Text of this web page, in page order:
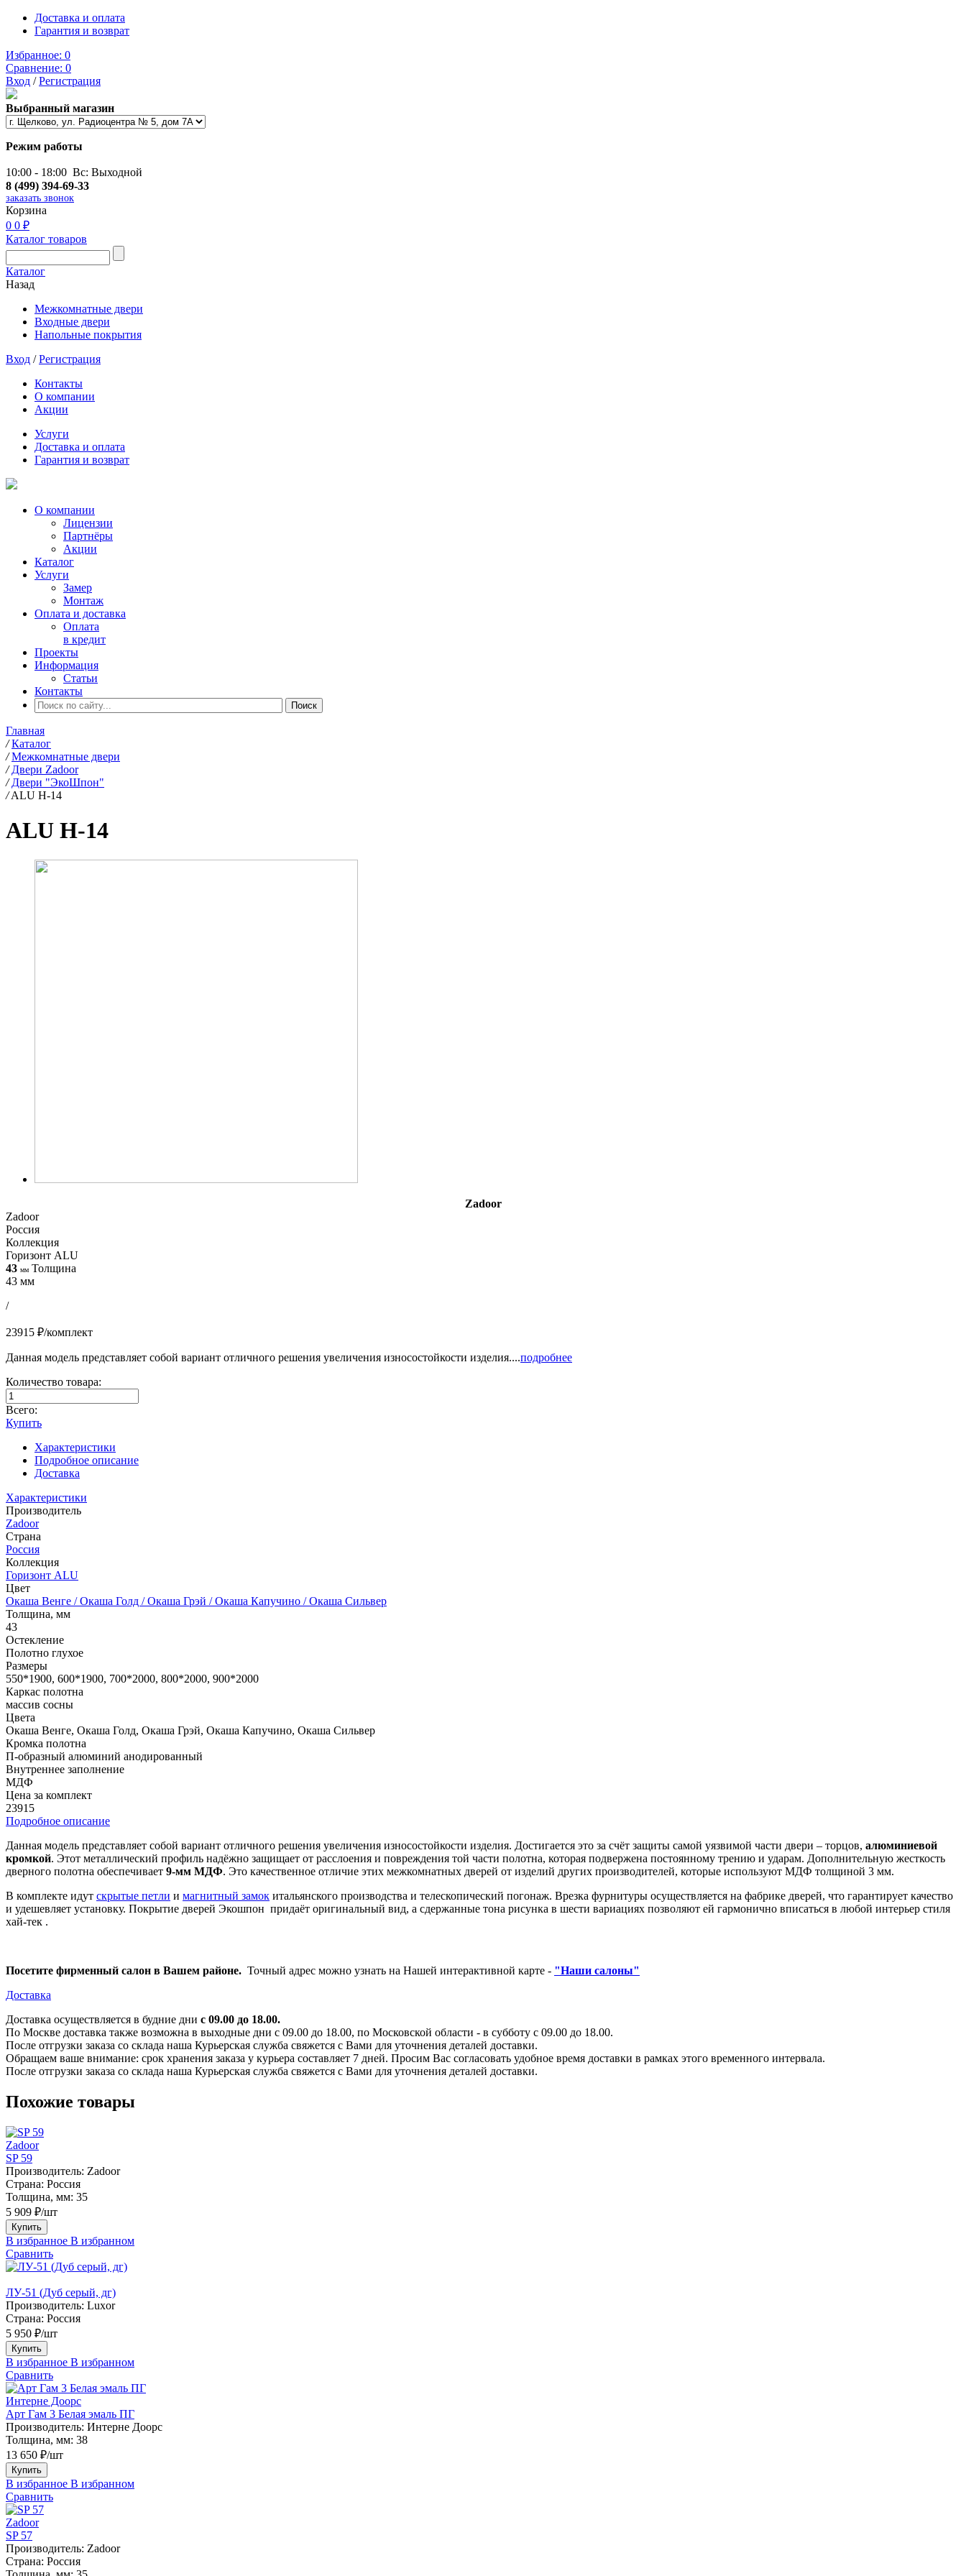
Доставка и оплата
Гарантия и возврат
Избранное: 0
Сравнение: 0
Вход /Регистрация
Выбранный магазин
Режим работы
10:00 - 18:00 Вс: Выходной
8 (499) 394-69-33
заказать звонок
Корзина
0 0 ₽
Каталог товаров
Каталог
Назад
Межкомнатные двери
Входные двери
Напольные покрытия
Вход /Регистрация
Контакты
О компании
Акции
Услуги
Доставка и оплата
Гарантия и возврат
О компании
Лицензии
Партнёры
Акции
Каталог
Услуги
Замер
Монтаж
Оплата и доставка
Оплата
в кредит
Проекты
Информация
Статьи
Контакты
Главная
/ Каталог
/ Межкомнатные двери
/ Двери Zadoor
/ Двери "ЭкоШпон"
/ ALU H-14
ALU H-14
Zadoor
Zadoor
Россия
Коллекция
Горизонт ALU
43 мм Толщина
43 мм
/
23915 ₽/комплект
Данная модель представляет собой вариант отличного решения увеличения износостойкости изделия....подробнее
Количество товара:
Всего:
Купить
Характеристики
Подробное описание
Доставка
Характеристики
Производитель
Zadoor
Страна
Россия
Коллекция
Горизонт ALU
Цвет
Окаша Венге / Окаша Голд / Окаша Грэй / Окаша Капучино / Окаша Сильвер
Толщина, мм
43
Остекление
Полотно глухое
Размеры
550*1900, 600*1900, 700*2000, 800*2000, 900*2000
Каркас полотна
массив сосны
Цвета
Окаша Венге, Окаша Голд, Окаша Грэй, Окаша Капучино, Окаша Сильвер
Кромка полотна
П-образный алюминий анодированный
Внутреннее заполнение
МДФ
Цена за комплект
23915
Подробное описание
Данная модель представляет собой вариант отличного решения увеличения износостойкости изделия. Достигается это за счёт защиты самой уязвимой части двери – торцов, алюминиевой
кромкой. Этот металлический профиль надёжно защищает от расслоения и повреждения той части полотна, которая подвержена постоянному трению и ударам. Дополнительную жесткость
дверного полотна обеспечивает 9-мм МДФ. Это качественное отличие этих межкомнатных дверей от изделий других производителей, которые используют МДФ толщиной 3 мм.
В комплекте идут скрытые петли и магнитный замок итальянского производства и телескопический погонаж. Врезка фурнитуры осуществляется на фабрике дверей, что гарантирует качество
и удешевляет установку. Покрытие дверей Экошпон придаёт оригинальный вид, а сдержанные тона рисунка в шести вариациях позволяют ей гармонично вписаться в любой интерьер стиля
хай-тек .
Посетите фирменный салон в Вашем районе. Точный адрес можно узнать на Нашей интерактивной карте - "Наши салоны"
Доставка
Доставка осуществляется в будние дни с 09.00 до 18.00.
По Москве доставка также возможна в выходные дни с 09.00 до 18.00, по Московской области - в субботу с 09.00 до 18.00.
После отгрузки заказа со склада наша Курьерская служба свяжется с Вами для уточнения деталей доставки.
Обращаем ваше внимание: срок хранения заказа у курьера составляет 7 дней. Просим Вас согласовать удобное время доставки в рамках этого временного интервала.
После отгрузки заказа со склада наша Курьерская служба свяжется с Вами для уточнения деталей доставки.
Похожие товары
Zadoor
SP 59
Производитель: Zadoor
Страна: Россия
Толщина, мм: 35
5 909 ₽/шт
Купить
В избранное В избранном
Сравнить
ЛУ-51 (Дуб серый, дг)
Производитель: Luxor
Страна: Россия
5 950 ₽/шт
Купить
В избранное В избранном
Сравнить
Интерне Доорс
Арт Гам 3 Белая эмаль ПГ
Производитель: Интерне Доорс
Толщина, мм: 38
13 650 ₽/шт
Купить
В избранное В избранном
Сравнить
Zadoor
SP 57
Производитель: Zadoor
Страна: Россия